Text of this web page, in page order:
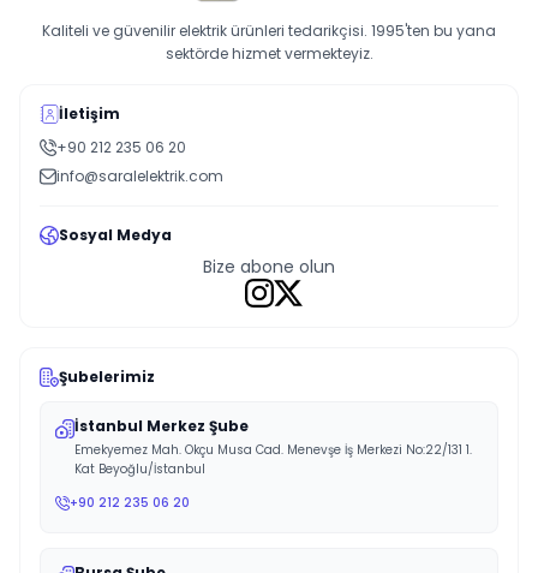
Kaliteli ve güvenilir elektrik ürünleri tedarikçisi. 1995'ten bu yana
sektörde hizmet vermekteyiz.
İletişim
+90 212 235 06 20
info@saralelektrik.com
Sosyal Medya
Bize abone olun
Şubelerimiz
İstanbul Merkez Şube
Emekyemez Mah. Okçu Musa Cad. Menevşe İş Merkezi No:22/131 1.
Kat Beyoğlu/İstanbul
+90 212 235 06 20